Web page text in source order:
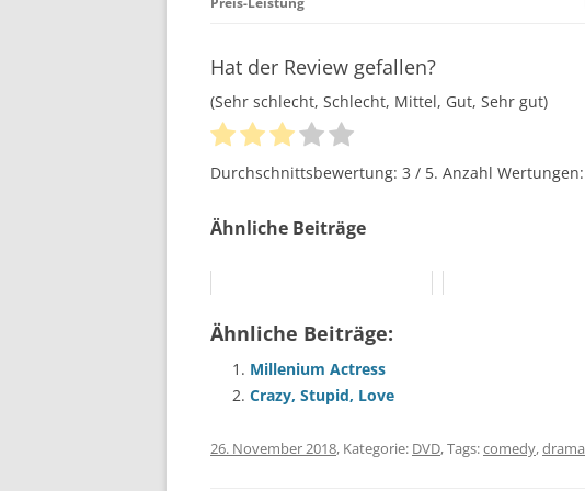
Hat der Review gefallen?
(Sehr schlecht, Schlecht, Mittel, Gut, Sehr gut)
Durchschnittsbewertung: 3 / 5. Anzahl Wertungen:
Ähnliche Beiträge
Ähnliche Beiträge:
Millenium Actress
Crazy, Stupid, Love
26. November 2018, Kategorie: DVD, Tags:comedy,drama